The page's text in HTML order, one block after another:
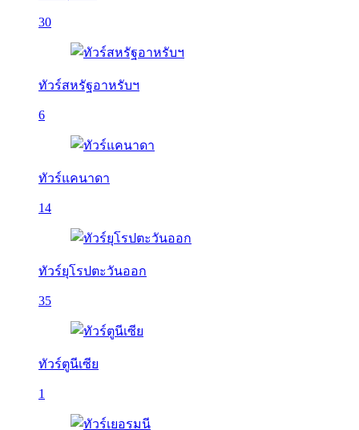
30
ทัวร์สหรัฐอาหรับฯ
6
ทัวร์แคนาดา
14
ทัวร์ยุโรปตะวันออก
35
ทัวร์ตูนีเซีย
1